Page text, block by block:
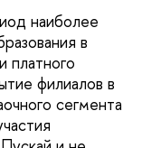
наиболее
в
платного
филиалов в
сегмента